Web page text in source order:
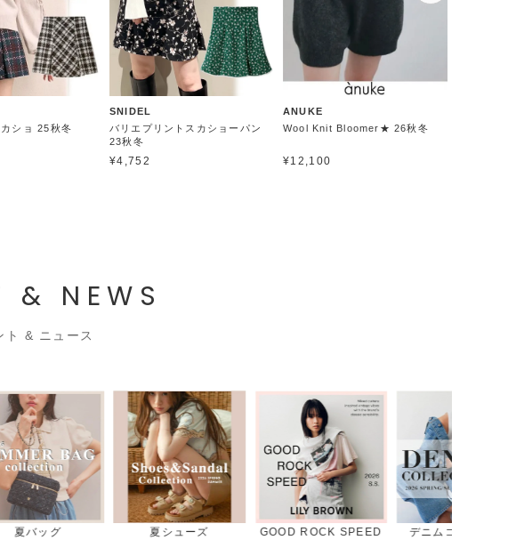
ショ 25秋冬
SNIDEL
バリエプリントスカショーパン
23秋冬
¥4,752
ANUKE
Wool Knit Bloomer★ 26秋冬
¥12,100
& NEWS
ト & ニュース
GOOD ROCK SPEED デニムコレクション